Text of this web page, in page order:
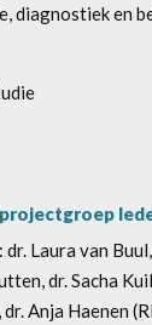
diagnostiek en
Laura van
dr. Sacha
Anja Haenen